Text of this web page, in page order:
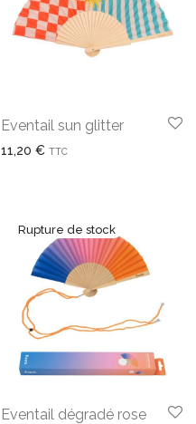
Eventail sun glitter
11,20 € TTC
Eventail dégradé rose